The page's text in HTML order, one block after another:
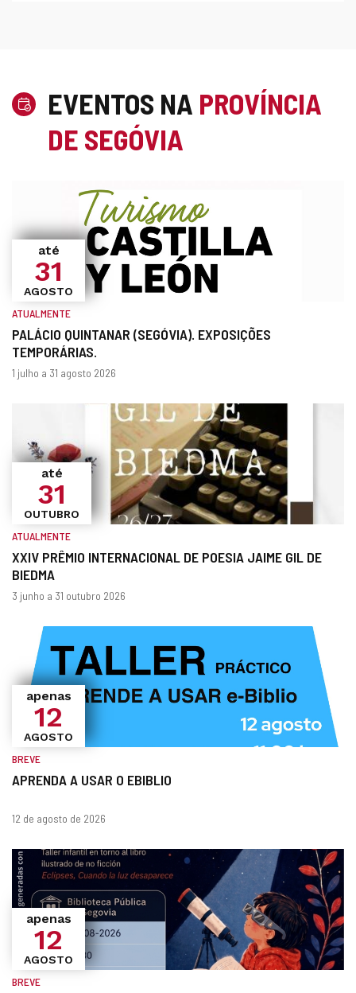
EVENTOS NA PROVÍNCIA
DE SEGÓVIA
PALÁCIO QUINTANAR (SEGÓVIA). EXPOSIÇÕES
TEMPORÁRIAS.
até
31
AGOSTO
Quando?
ATUALMENTE
datas
1 julho a 31 agosto 2026
XXIV PRÊMIO INTERNACIONAL DE POESIA JAIME GIL DE
BIEDMA
até
31
OUTUBRO
Quando?
ATUALMENTE
datas
3 junho a 31 outubro 2026
APRENDA A USAR O EBIBLIO
apenas
12
AGOSTO
Quando?
BREVE
datas
12 de agosto de 2026
apenas
12
AGOSTO
BREVE